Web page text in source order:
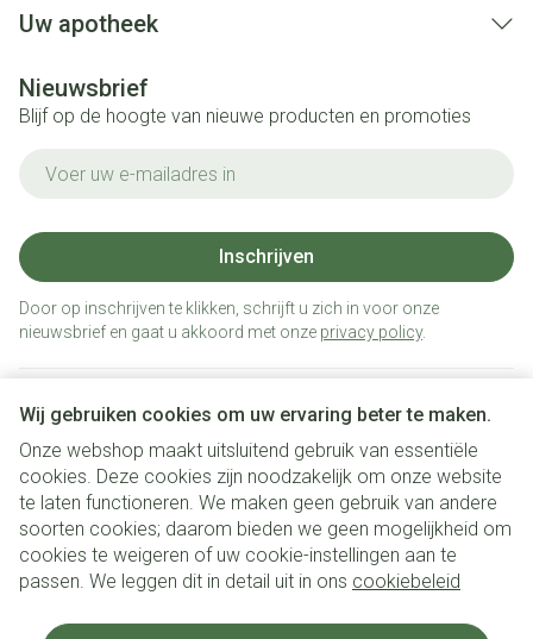
Wij gebruiken cookies om uw ervaring beter te maken.
Onze webshop maakt uitsluitend gebruik van essentiële
cookies. Deze cookies zijn noodzakelijk om onze website
te laten functioneren. We maken geen gebruik van andere
soorten cookies; daarom bieden we geen mogelijkheid om
cookies te weigeren of uw cookie-instellingen aan te
passen. We leggen dit in detail uit in ons cookiebeleid
Uw apotheek
Nieuwsbrief
Blijf op de hoogte van nieuwe producten en promoties
Inschrijven
Door op inschrijven te klikken, schrijft u zich in voor onze
nieuwsbrief en gaat u akkoord met onze privacy policy.
Juridische links